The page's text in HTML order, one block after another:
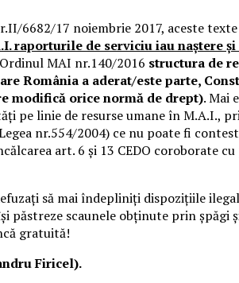
6682/17 noiembrie 2017, aceste
raporturile de serviciu iau naștere
MAI nr.140/2016 structura de
România a aderat/este parte,
modifică orice normă de drept). Mai
pe linie de resurse umane în M.A.I.,
nr.554/2004) ce nu poate fi
art. 6 și 13 CEDO coroborate
să mai îndepliniți dispozițiile
păstreze scaunele obținute prin
gratuită!
Firicel).